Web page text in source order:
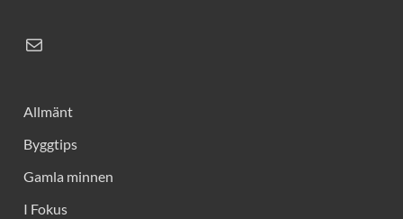
Allmänt
Byggtips
Gamla minnen
I Fokus